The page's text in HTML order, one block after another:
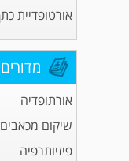
אורטופדיית
אורתופדיה
שיקום מכאבים
פיזיותרפיה